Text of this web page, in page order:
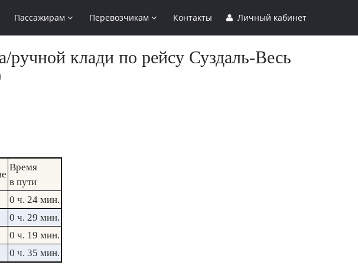
Пассажирам Перевозчикам Контакты Личный кабинет
клади по рейсу Суздаль-Весь
Время
в пути
0 ч. 24 мин.
0 ч. 29 мин.
0 ч. 19 мин.
0 ч. 35 мин.